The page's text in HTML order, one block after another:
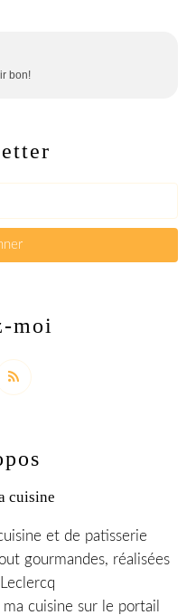
bon!
moi
et de patisserie
gourmandes, réalisées
ma cuisine sur le portail